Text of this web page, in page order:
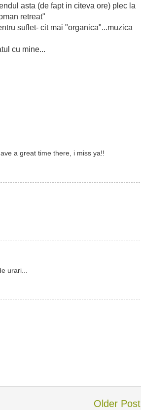
asta (de fapt in citeva ore) plec la
retreat"
suflet- cit mai "organica"...muzica
cu mine...
a great time there, i miss ya!!
urari...
Older Post